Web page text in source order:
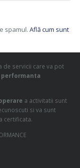
spamul. Află cum sunt
de servicii care va pot
performanta
a activitatii sunt
si va sunt
certificata.